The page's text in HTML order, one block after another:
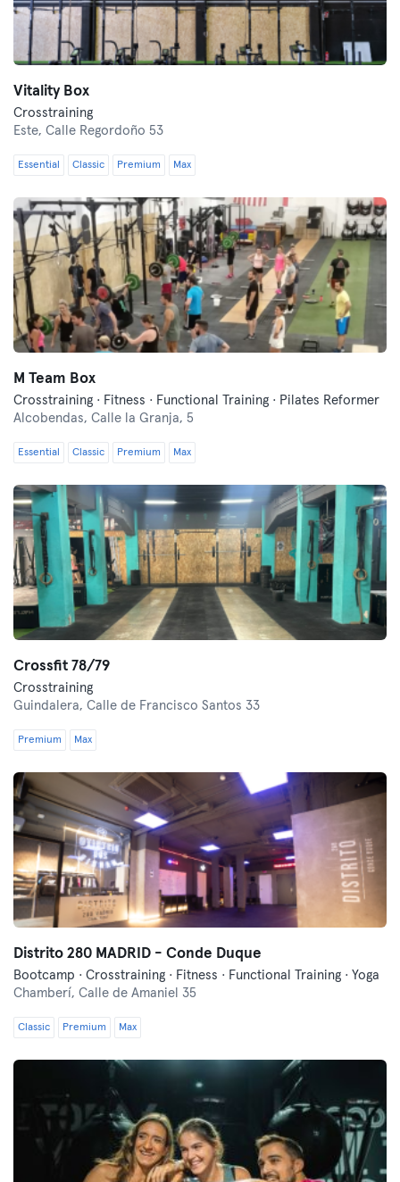
Vitality Box
Crosstraining
Este, Calle Regordoño 53
Essential Classic Premium Max
M Team Box
Crosstraining · Fitness · Functional Training · Pilates Reformer
Alcobendas, Calle la Granja, 5
Essential Classic Premium Max
Crossfit 78/79
Crosstraining
Guindalera, Calle de Francisco Santos 33
Premium Max
Distrito 280 MADRID - Conde Duque
Bootcamp · Crosstraining · Fitness · Functional Training · Yoga
Chamberí, Calle de Amaniel 35
Classic Premium Max